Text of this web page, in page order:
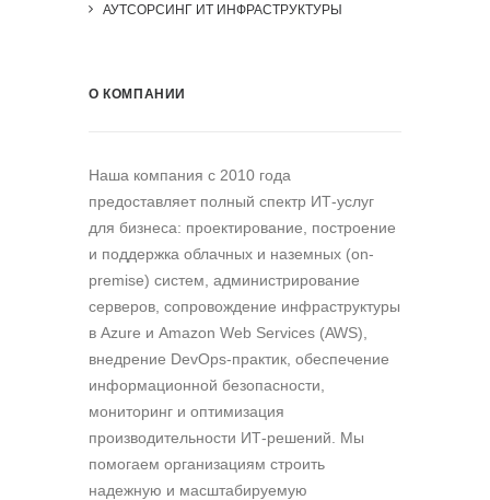
АУТСОРСИНГ ИТ ИНФРАСТРУКТУРЫ
О КОМПАНИИ
Наша компания c 2010 года
предоставляет полный спектр ИТ-услуг
для бизнеса: проектирование, построение
и поддержка облачных и наземных (on-
premise) систем, администрирование
серверов, сопровождение инфраструктуры
в Azure и Amazon Web Services (AWS),
внедрение DevOps-практик, обеспечение
информационной безопасности,
мониторинг и оптимизация
производительности ИТ-решений. Мы
помогаем организациям строить
надежную и масштабируемую